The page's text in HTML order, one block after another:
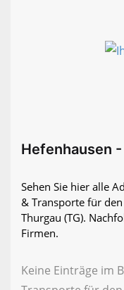
Hefenhausen
Sehen Sie hier alle
& Transporte für
Thurgau (TG).
Firmen.
Keine Einträge im